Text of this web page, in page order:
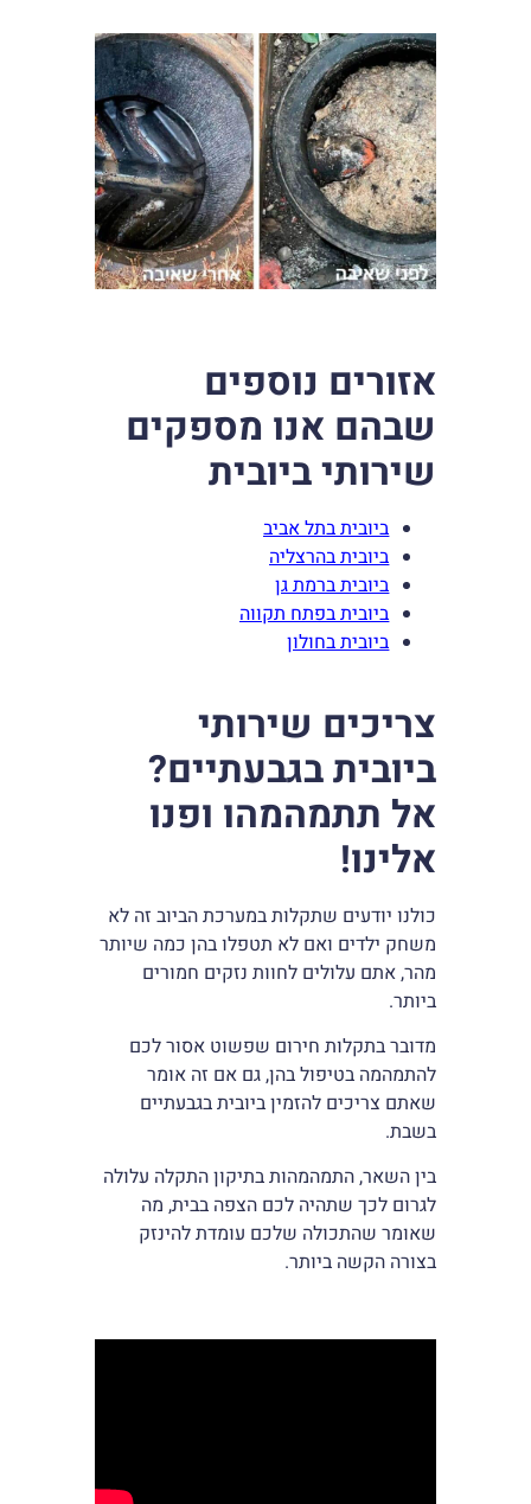
אזורים נוספים
שבהם אנו מספקים
שירותי ביובית
ביובית בתל אביב
ביובית בהרצליה
ביובית ברמת גן
ביובית בפתח תקווה
ביובית בחולון
צריכים שירותי
ביובית בגבעתיים?
אל תתמהמהו ופנו
אלינו!
כולנו יודעים שתקלות במערכת הביוב זה לא
משחק ילדים ואם לא תטפלו בהן כמה שיותר
מהר, אתם עלולים לחוות נזקים חמורים
ביותר.
מדובר בתקלות חירום שפשוט אסור לכם
להתמהמה בטיפול בהן, גם אם זה אומר
שאתם צריכים להזמין ביובית בגבעתיים
בשבת.
בין השאר, התמהמהות בתיקון התקלה עלולה
לגרום לכך שתהיה לכם הצפה בבית, מה
שאומר שהתכולה שלכם עומדת להינזק
בצורה הקשה ביותר.